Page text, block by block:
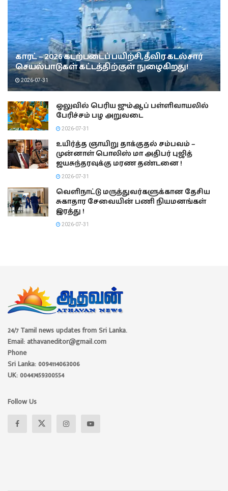
காரட் – 2026 கடற்படைப் பயிற்சி, தீவிர கடல்சார்
செயல்பாடுகள் கட்டத்திற்குள் நுழைகிறது!
2026-07-31
ஒலுவில் பெரிய ஜும்ஆப் பள்ளிவாயலில்
பேரிச்சம் பழ அறுவடை
2026-07-31
உயிர்த்த ஞாயிறு தாக்குதல் சம்பவம் –
முன்னாள் பொலிஸ் மா அதிபர் புஜித்
ஜயசுந்தரவுக்கு மரண தண்டனை !
2026-07-31
வெளிநாட்டு மருத்துவர்களுக்கான தேசிய
சுகாதார சேவையின் பணி நியமனங்கள்
இரத்து !
2026-07-31
24/7 Tamil news updates from Sri Lanka.
Email: athavaneditor@gmail.com
Phone
Sri Lanka: 0094114063006
UK: 00447459300554
Follow Us